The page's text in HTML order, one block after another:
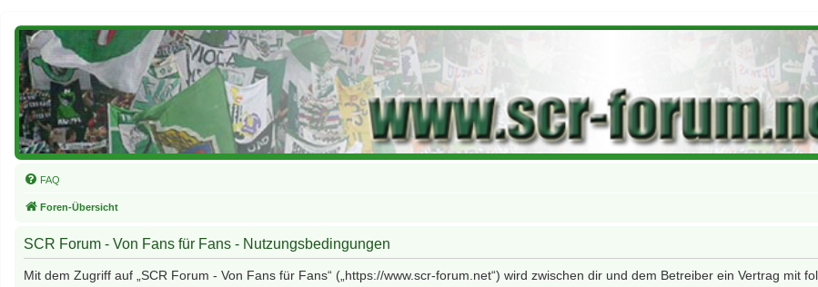
FAQ
Foren-Übersicht
SCR Forum - Von Fans für Fans - Nutzungsbedingungen
Mit dem Zugriff auf „SCR Forum - Von Fans für Fans“ („https://www.scr-forum.net“) wird zwischen dir und dem Betreiber ein Vertrag mit